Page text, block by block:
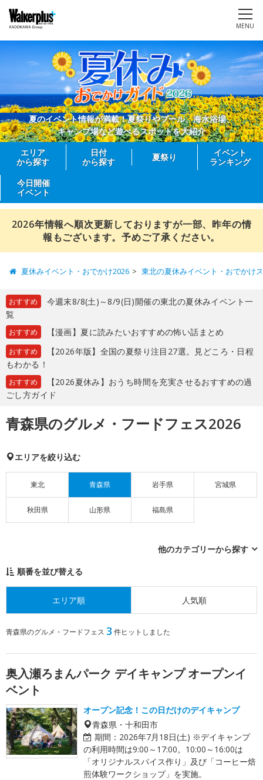
MENU
夏のイベント情報が満載！夏祭りやプール、海水浴場、
キャンプ場など遊べるスポットを大紹介
エリア
から探す
日付
から探す
夏祭り
イベント
ランキング
今日開催
イベント
2026年情報へ順次更新しておりますが一部、昨年の情
報もございます。予めご了承ください。
夏休みイベント・おでかけ2026 東北の夏休みイベント・おでかけ
おすすめ
今週末8/8(土)～8/9(日)開催の東北の夏休みイベント一
覧
おすすめ 【漫画】夏に読みたいおすすめの怖い話まとめ
おすすめ
【2026年版】全国の夏祭り注目27選。見どころ・日程
もわかる！
おすすめ
【2026夏休み】おうち時間を充実させるおすすめの過
ごし方ガイド
青森県のグルメ・フードフェス2026
エリアを絞り込む
東北 青森県 岩手県 宮城県
秋田県 山形県 福島県
他のカテゴリーから探す
順番を並び替える
エリア順 人気順
青森県のグルメ・フードフェス 3 件ヒットしました
奥入瀬ろまんパーク デイキャンプ オープンイ
ベント
オープン記念！この日だけのデイキャンプ
青森県・十和田市
期間： 2026年7月18日(土) ※デイキャンプ
の利用時間は9:00～17:00。10:00～16:00は
「オリジナルスパイス作り」及び「コーヒー焙
煎体験ワークショップ」を実施。